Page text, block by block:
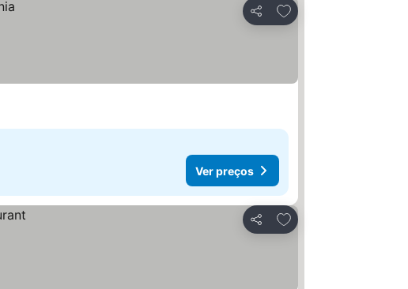
Partilhar
Adicionar aos favoritos
Ver preços
Partilhar
Adicionar aos favoritos